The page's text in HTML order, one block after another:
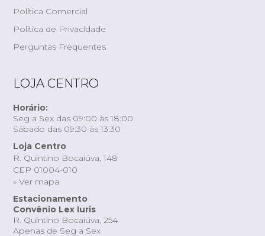
Política Comercial
Política de Privacidade
Perguntas Frequentes
LOJA CENTRO
Horário:
Seg a Sex das 09:00 às 18:00
Sábado das 09:30 às 13:30
Loja Centro
R. Quintino Bocaiúva, 148
CEP 01004-010
» Ver mapa
Estacionamento
Convênio Lex Iuris
R. Quintino Bocaiúva, 254
Apenas de Seg a Sex